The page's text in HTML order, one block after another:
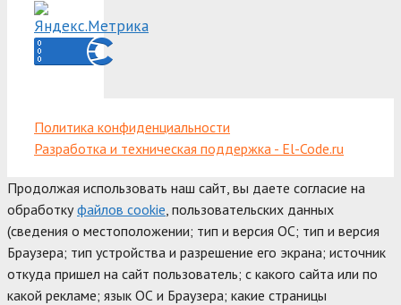
Политика конфиденциальности
Разработка и техническая поддержка - El-Code.ru
Продолжая использовать наш сайт, вы даете согласие на
обработкуфайлов cookie , пользовательских данных
(сведения о местоположении; тип и версия ОС; тип и версия
Браузера; тип устройства и разрешение его экрана; источник
откуда пришел на сайт пользователь; с какого сайта или по
какой рекламе; язык ОС и Браузера; какие страницы